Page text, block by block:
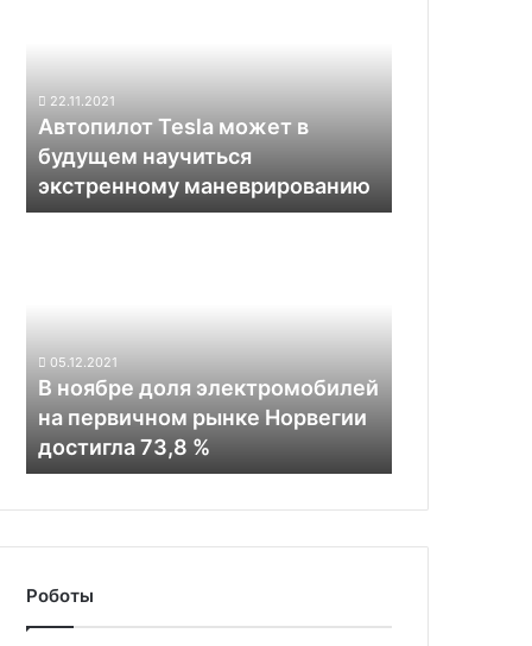
экстренному
маневрированию
22.11.2021
Автопилот Tesla может в
будущем научиться
экстренному маневрированию
рынке
Норвегии
достигла
73,8
%
05.12.2021
В ноябре доля электромобилей
на первичном рынке Норвегии
достигла 73,8 %
Роботы